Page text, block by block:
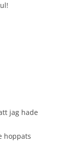
jag hade
hoppats